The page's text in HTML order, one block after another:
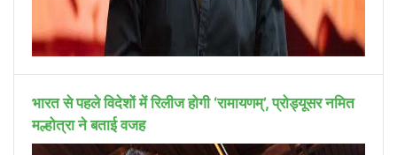
भारत से पहले विदेशों में रिलीज होगी ‘रामायणम्’, प्रोड्यूसर नमित
मल्होत्रा ने बताई वजह